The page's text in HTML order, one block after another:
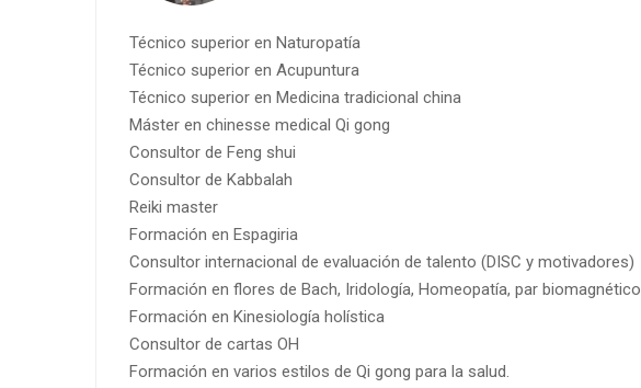
Técnico superior en Naturopatía
Técnico superior en Acupuntura
Técnico superior en Medicina tradicional china
Máster en chinesse medical Qi gong
Consultor de Feng shui
Consultor de Kabbalah
Reiki master
Formación en Espagiria
Consultor internacional de evaluación de talento (DISC y motivadores)
Formación en flores de Bach, Iridología, Homeopatía, par biomagnético
Formación en Kinesiología holística
Consultor de cartas OH
Formación en varios estilos de Qi gong para la salud.